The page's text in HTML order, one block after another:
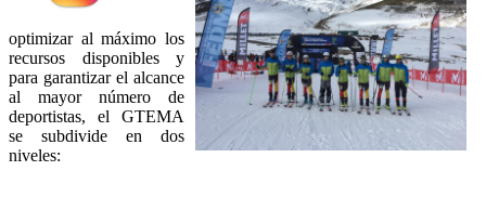
optimizar al máximo los
recursos disponibles y
para garantizar el alcance
al mayor número de
deportistas, el GTEMA
se subdivide en dos
niveles: